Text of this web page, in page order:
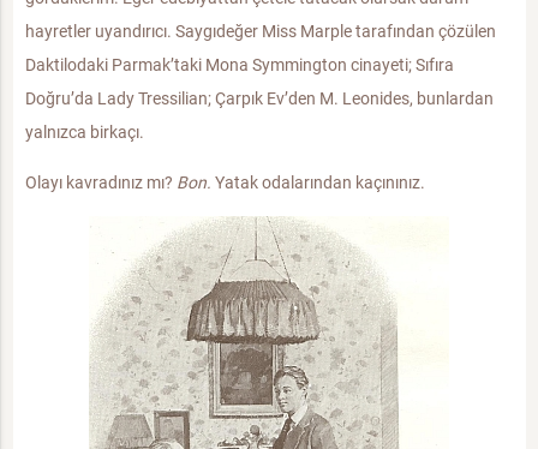
hayretler uyandırıcı. Saygıdeğer Miss Marple tarafından çözülen
Daktilodaki Parmak’taki Mona Symmington cinayeti; Sıfıra
Doğru’da Lady Tressilian; Çarpık Ev’den M. Leonides, bunlardan
yalnızca birkaçı.
Olayı kavradınız mı? Bon. Yatak odalarından kaçınınız.